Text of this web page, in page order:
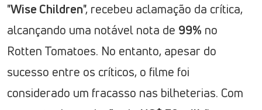
"Wise Children", recebeu aclamação da crítica,
alcançando uma notável nota de 99% no
Rotten Tomatoes. No entanto, apesar do
sucesso entre os críticos, o filme foi
considerado um fracasso nas bilheterias. Com